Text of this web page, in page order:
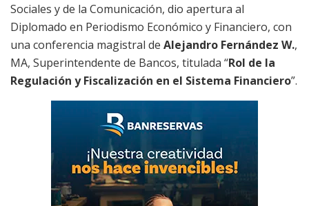
Sociales y de la Comunicación, dio apertura al
Diplomado en Periodismo Económico y Financiero, con
una conferencia magistral de Alejandro Fernández W.,
MA, Superintendente de Bancos, titulada “Rol de la
Regulación y Fiscalización en el Sistema Financiero”.